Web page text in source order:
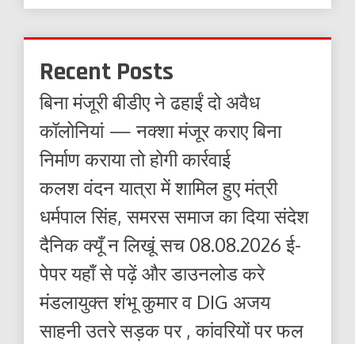
Recent Posts
बिना मंजूरी बीडीए ने ढहाईं दो अवैध
कॉलोनियां — नक्शा मंजूर कराए बिना
निर्माण कराया तो होगी कार्रवाई
कलश वंदन यात्रा में शामिल हुए मंत्री
धर्मपाल सिंह, समरस समाज का दिया संदेश
दैनिक क्यूँ न लिखूं सच 08.08.2026 ई-
पेपर यहाँ से पढ़ें और डाउनलोड करे
मंडलायुक्त शंभू कुमार व DIG अजय
साहनी उतरे सड़क पर , कांवरियों पर फल